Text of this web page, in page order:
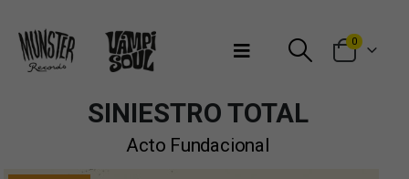
0
SINIESTRO TOTAL
Acto Fundacional